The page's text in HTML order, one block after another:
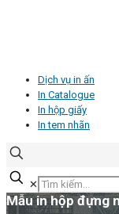
Dịch vụ in ấn
In Catalogue
In hộp giấy
In tem nhãn
✕
Mẫu in hộp đựng